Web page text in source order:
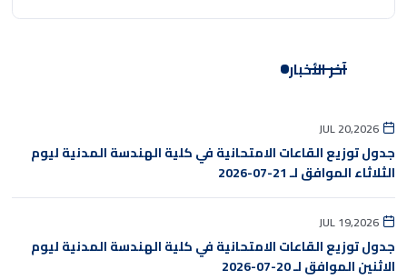
آخر الأخبار
JUL 20,2026
جدول توزيع القاعات الامتحانية في كلية الهندسة المدنية ليوم
الثلاثاء الموافق لـ 21-07-2026
JUL 19,2026
جدول توزيع القاعات الامتحانية في كلية الهندسة المدنية ليوم
الاثنين الموافق لـ 20-07-2026